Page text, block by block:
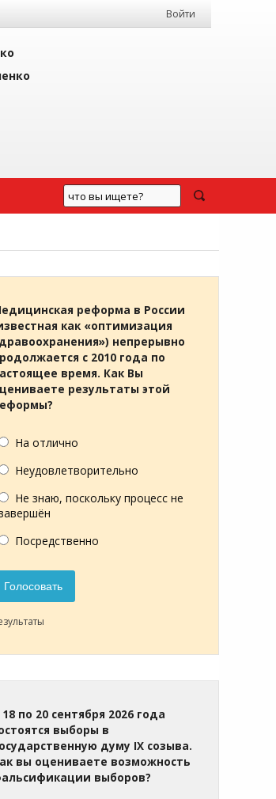
Войти
реформа в России
как «оптимизация
непрерывно
с 2010 года по
время. Как Вы
результаты этой
На отлично
Неудовлетворительно
Не знаю, поскольку процесс не
Посредственно
Голосовать
18 по 20 сентября 2026 года
выборы в
думу IX созыва.
вы оцениваете возможность
выборов?